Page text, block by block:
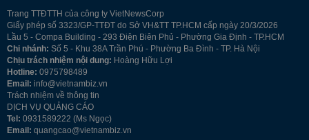
Trang TTĐTTH của công ty VietNewsCorp
Giấy phép số 3323/GP-TTĐT do Sở VH&TT TP.HCM cấp ngày 20/3/2026
Lầu 5 - Compa Building - 293 Điện Biên Phủ - Phường Gia Định - TP.HCM
Chi nhánh: Số 5 - Khu 38A Trần Phú - Phường Ba Đình - TP. Hà Nội
Chịu trách nhiệm nội dung: Hoàng Hữu Lợi
Hotline: 0975798489
Email: info@vietnambiz.vn
Trách nhiệm về thông tin
DỊCH VỤ QUẢNG CÁO
Tel: 0931589222 (Ms Ngọc)
Email: quangcao@vietnambiz.vn